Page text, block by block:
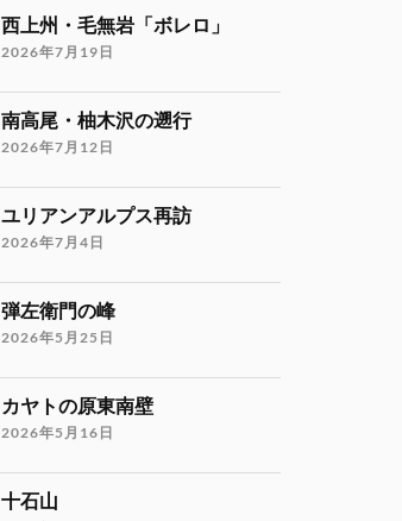
西上州・毛無岩「ボレロ」
2026年7月19日
南高尾・柚木沢の遡行
2026年7月12日
ユリアンアルプス再訪
2026年7月4日
弾左衛門の峰
2026年5月25日
カヤトの原東南壁
2026年5月16日
十石山